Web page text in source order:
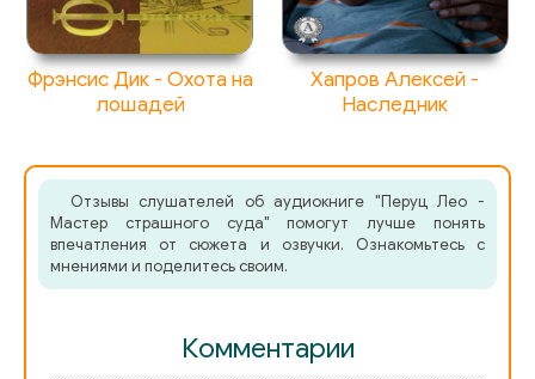
Фрэнсис Дик - Охота на
лошадей
Хапров Алексей -
Наследник
Отзывы слушателей об аудиокниге "Перуц Лео -
Мастер страшного суда" помогут лучше понять
впечатления от сюжета и озвучки. Ознакомьтесь с
мнениями и поделитесь своим.
Комментарии